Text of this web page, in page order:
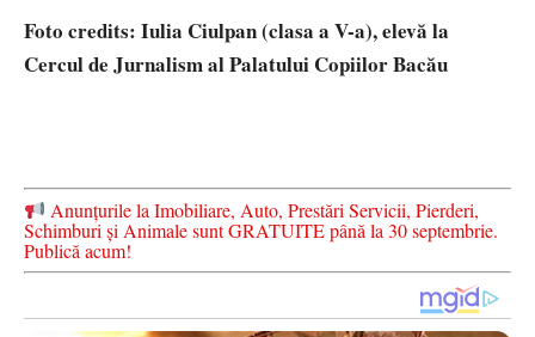
Foto credits: Iulia Ciulpan (clasa a V-a), elevă la
Cercul de Jurnalism al Palatului Copiilor Bacău
Anunțurile la Imobiliare, Auto, Prestări Servicii, Pierderi,
Schimburi și Animale sunt GRATUITE până la 30 septembrie.
Publică acum!